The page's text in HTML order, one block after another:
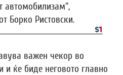
автомобилизам“,
Борко Ристовски.
важен чекор во
и ќе биде неговото главно